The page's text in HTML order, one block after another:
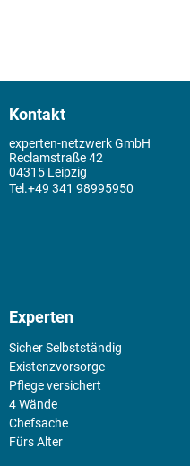
Kontakt
experten-netzwerk GmbH
Reclamstraße 42
04315 Leipzig
+49 341 98995950
Experten
Sicher Selbstständig
Existenz­vorsorge
Pflege versichert
4 Wände
Chefsache
Fürs Alter